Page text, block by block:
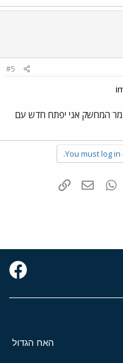
#5
המחשק אני יפתח חדש עם
You must log
Tumblr
WhatsAppדואר אלקטרוני
האח הגדול